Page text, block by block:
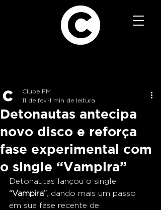
Detonautas antecipa
novo disco e reforça
fase experimental com
o single “Vampira”
Clube FM
11 de fev. 1 min de leitura
Detonautas lançou o single
“Vampira” , dando mais um passo
em sua fase recente de